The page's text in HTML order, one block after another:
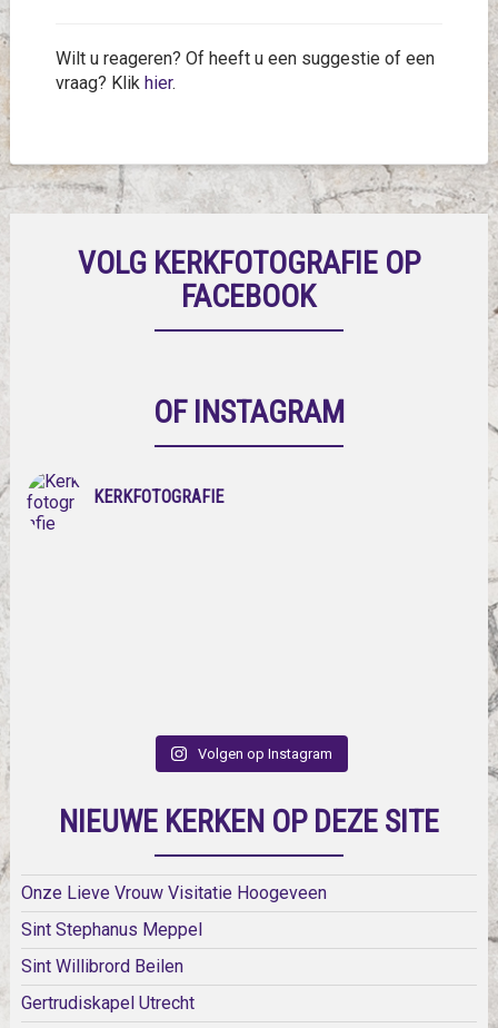
Wilt u reageren? Of heeft u een suggestie of een
vraag? Klik hier.
VOLG KERKFOTOGRAFIE OP
FACEBOOK
OF INSTAGRAM
KERKFOTOGRAFIE
Volgen op Instagram
NIEUWE KERKEN OP DEZE SITE
Onze Lieve Vrouw Visitatie Hoogeveen
Sint Stephanus Meppel
Sint Willibrord Beilen
Gertrudiskapel Utrecht